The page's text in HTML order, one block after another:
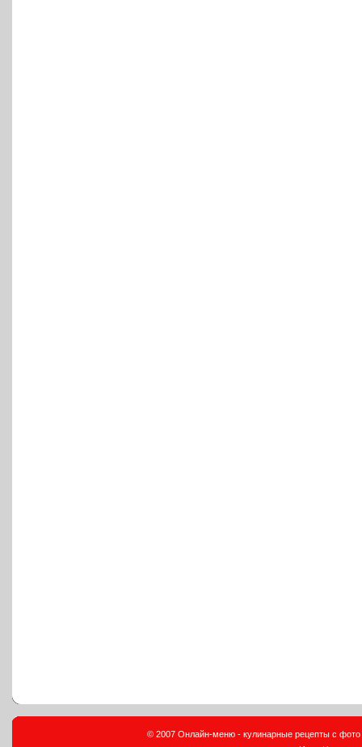
© 2007 Онлайн-меню - кулинарные рецепты с фото